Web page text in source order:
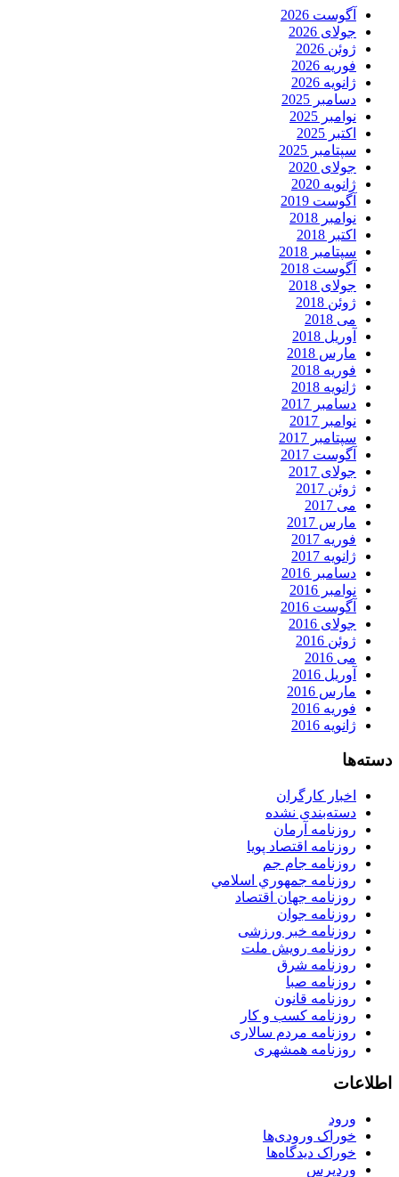
آگوست 2026
جولای 2026
ژوئن 2026
فوریه 2026
ژانویه 2026
دسامبر 2025
نوامبر 2025
اکتبر 2025
سپتامبر 2025
جولای 2020
ژانویه 2020
آگوست 2019
نوامبر 2018
اکتبر 2018
سپتامبر 2018
آگوست 2018
جولای 2018
ژوئن 2018
می 2018
آوریل 2018
مارس 2018
فوریه 2018
ژانویه 2018
دسامبر 2017
نوامبر 2017
سپتامبر 2017
آگوست 2017
جولای 2017
ژوئن 2017
می 2017
مارس 2017
فوریه 2017
ژانویه 2017
دسامبر 2016
نوامبر 2016
آگوست 2016
جولای 2016
ژوئن 2016
می 2016
آوریل 2016
مارس 2016
فوریه 2016
ژانویه 2016
دسته‌ها
اخبار کارگران
دسته‌بندی نشده
روزنامه آرمان
روزنامه اقتصاد پویا
روزنامه جام جم
روزنامه جمهوري اسلامي
روزنامه جهان اقتصاد
روزنامه جوان
روزنامه خبر ورزشى
روزنامه رویش ملت
روزنامه شرق
روزنامه صبا
روزنامه قانون
روزنامه كسب و كار
روزنامه مردم سالاری
روزنامه همشهری
اطلاعات
ورود
خوراک ورودی‌ها
خوراک دیدگاه‌ها
وردپرس